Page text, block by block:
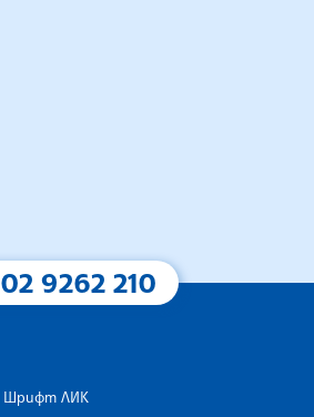
02 9262 210
Шрифт ЛИК